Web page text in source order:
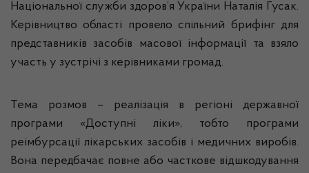
Національної служби здоров’я України Наталія Гусак.
Керівництво області провело спільний брифінг для
представників засобів масової інформації та взяло
участь у зустрічі з керівниками громад.
Тема розмов – реалізація в регіоні державної
програми «Доступні ліки», тобто програми
реімбурсації лікарських засобів і медичних виробів.
Вона передбачає повне або часткове відшкодування